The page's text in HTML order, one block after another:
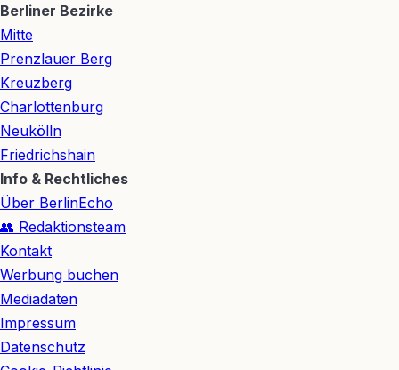
Berliner Bezirke
Mitte
Prenzlauer Berg
Kreuzberg
Charlottenburg
Neukölln
Friedrichshain
Info & Rechtliches
Über BerlinEcho
👥 Redaktionsteam
Kontakt
Werbung buchen
Mediadaten
Impressum
Datenschutz